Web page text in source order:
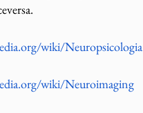
wiki/Neuropsicologia
wiki/Neuroimaging